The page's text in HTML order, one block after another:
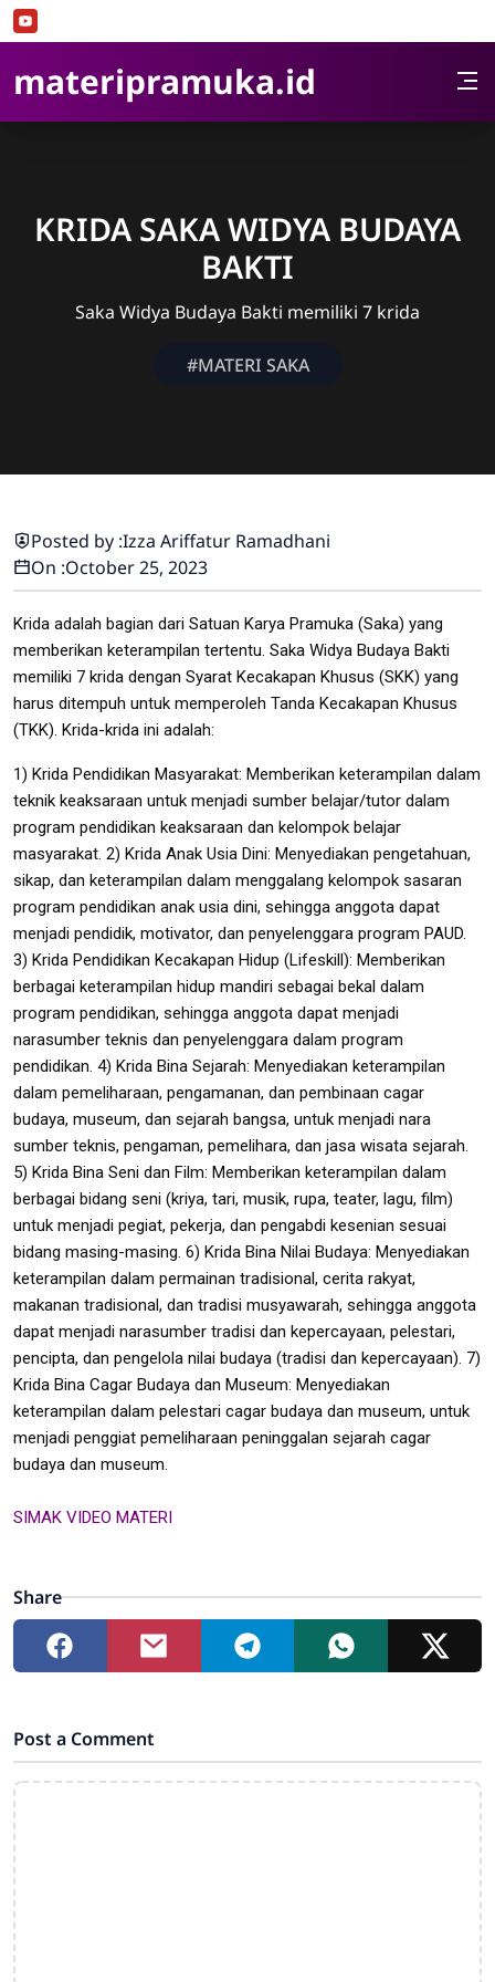
Skip to Content
materipramuka.id
KRIDA SAKA WIDYA BUDAYA
BAKTI
Saka Widya Budaya Bakti memiliki 7 krida
#MATERI SAKA
Posted by :Izza Ariffatur Ramadhani
On :October 25, 2023
Krida adalah bagian dari Satuan Karya Pramuka (Saka) yang
memberikan keterampilan tertentu. Saka Widya Budaya Bakti
memiliki 7 krida dengan Syarat Kecakapan Khusus (SKK) yang
harus ditempuh untuk memperoleh Tanda Kecakapan Khusus
(TKK). Krida-krida ini adalah:
1) Krida Pendidikan Masyarakat: Memberikan keterampilan dalam
teknik keaksaraan untuk menjadi sumber belajar/tutor dalam
program pendidikan keaksaraan dan kelompok belajar
masyarakat. 2) Krida Anak Usia Dini: Menyediakan pengetahuan,
sikap, dan keterampilan dalam menggalang kelompok sasaran
program pendidikan anak usia dini, sehingga anggota dapat
menjadi pendidik, motivator, dan penyelenggara program PAUD.
3) Krida Pendidikan Kecakapan Hidup (Lifeskill): Memberikan
berbagai keterampilan hidup mandiri sebagai bekal dalam
program pendidikan, sehingga anggota dapat menjadi
narasumber teknis dan penyelenggara dalam program
pendidikan. 4) Krida Bina Sejarah: Menyediakan keterampilan
dalam pemeliharaan, pengamanan, dan pembinaan cagar
budaya, museum, dan sejarah bangsa, untuk menjadi nara
sumber teknis, pengaman, pemelihara, dan jasa wisata sejarah.
5) Krida Bina Seni dan Film: Memberikan keterampilan dalam
berbagai bidang seni (kriya, tari, musik, rupa, teater, lagu, film)
untuk menjadi pegiat, pekerja, dan pengabdi kesenian sesuai
bidang masing-masing. 6) Krida Bina Nilai Budaya: Menyediakan
keterampilan dalam permainan tradisional, cerita rakyat,
makanan tradisional, dan tradisi musyawarah, sehingga anggota
dapat menjadi narasumber tradisi dan kepercayaan, pelestari,
pencipta, dan pengelola nilai budaya (tradisi dan kepercayaan). 7)
Krida Bina Cagar Budaya dan Museum: Menyediakan
keterampilan dalam pelestari cagar budaya dan museum, untuk
menjadi penggiat pemeliharaan peninggalan sejarah cagar
budaya dan museum.
SIMAK VIDEO MATERI
Share
Post a Comment